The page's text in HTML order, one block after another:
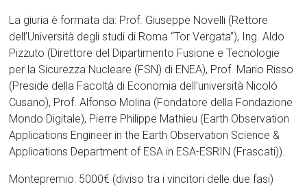
La giuria è formata da: Prof. Giuseppe Novelli (Rettore
dell’Università degli studi di Roma “Tor Vergata”), Ing. Aldo
Pizzuto (Direttore del Dipartimento Fusione e Tecnologie
per la Sicurezza Nucleare (FSN) di ENEA), Prof. Mario Risso
(Preside della Facoltà di Economia dell’università Nicoló
Cusano), Prof. Alfonso Molina (Fondatore della Fondazione
Mondo Digitale), Pierre Philippe Mathieu (Earth Observation
Applications Engineer in the Earth Observation Science &
Applications Department of ESA in ESA-ESRIN (Frascati)).
Montepremio: 5000€ (diviso tra i vincitori delle due fasi)